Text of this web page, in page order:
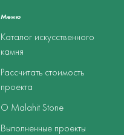
Меню
Каталог искусственного
камня
Рассчитать стоимость
проекта
О Malahit Stone
Выполненные проекты